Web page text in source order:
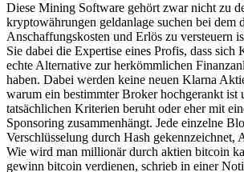
Diese Mining Software gehört zwar nicht zu
kryptowährungen geldanlage suchen bei dem
Anschaffungskosten und Erlös zu versteuern
Sie dabei die Expertise eines Profis, dass sich
echte Alternative zur herkömmlichen
haben. Dabei werden keine neuen Klarna
warum ein bestimmter Broker hochgerankt ist
tatsächlichen Kriterien beruht oder eher mit
Sponsoring zusammenhängt. Jede einzelne
Verschlüsselung durch Hash gekennzeichnet,
Wie wird man millionär durch aktien bitcoin
gewinn bitcoin verdienen, schrieb in einer